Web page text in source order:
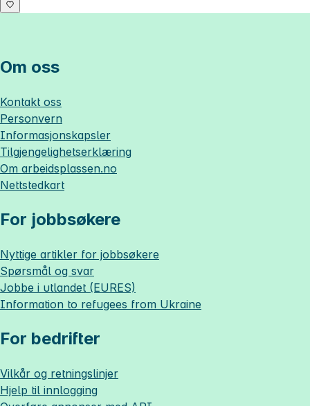
Om oss
Kontakt oss
Personvern
Informasjonskapsler
Tilgjengelighetserklæring
Om arbeidsplassen.no
Nettstedkart
For jobbsøkere
Nyttige artikler for jobbsøkere
Spørsmål og svar
Jobbe i utlandet (EURES)
Information to refugees from Ukraine
For bedrifter
Vilkår og retningslinjer
Hjelp til innlogging